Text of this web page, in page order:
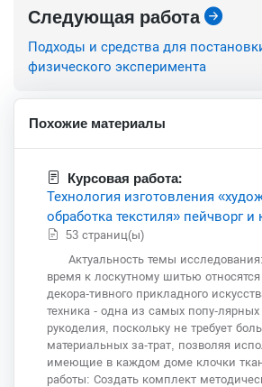
Следующая работа
Подходы и средства для
физического эксперимента
Похожие материалы
Курсовая работа:
Технология изготовления
обработка текстиля» пейчворг и
53 страниц(ы)
Актуальность темы
время к лоскутному шитью
декора-тивного прикладного
техника - одна из самых попу-
рукоделия, поскольку не требует
материальных за-трат, позволяя
имеющие в каждом доме клочки
работы: Создать комплект